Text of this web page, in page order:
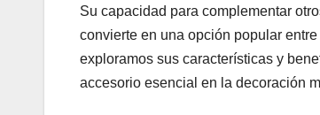
Su capacidad para complementar
convierte en una opción popular
exploramos sus características y
accesorio esencial en la decoración